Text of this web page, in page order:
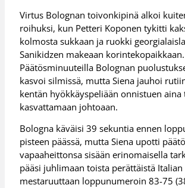
Virtus Bolognan toivonkipinä alkoi
roihuksi, kun Petteri Koponen tykitti
kolmosta sukkaan ja ruokki
Sanikidzen makeaan korintekopaikkaan.
Päätösminuuteilla Bolognan
kasvoi silmissä, mutta Siena jauhoi
kentän hyökkäyspeliään onnistuen aina
kasvattamaan johtoaan.
Bologna käväisi 39 sekuntia ennen
pisteen päässä, mutta Siena upotti
vapaaheittonsa sisään erinomaisella
pääsi juhlimaan toista perättäistä Italian
mestaruuttaan loppunumeroin 83-75